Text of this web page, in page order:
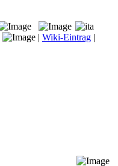
| Wiki-Eintrag |